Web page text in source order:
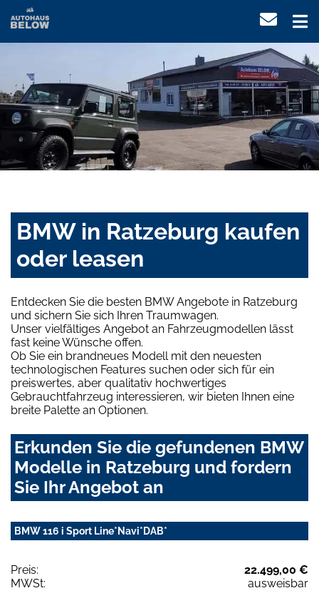
BMW in Ratzeburg kaufen
oder leasen
Entdecken Sie die besten BMW Angebote in Ratzeburg
und sichern Sie sich Ihren Traumwagen.
Unser vielfältiges Angebot an Fahrzeugmodellen lässt
fast keine Wünsche offen.
Ob Sie ein brandneues Modell mit den neuesten
technologischen Features suchen oder sich für ein
preiswertes, aber qualitativ hochwertiges
Gebrauchtfahrzeug interessieren, wir bieten Ihnen eine
breite Palette an Optionen.
Erkunden Sie die gefundenen BMW
Modelle in Ratzeburg und fordern
Sie Ihr Angebot an
BMW 116 i Sport Line*Navi*DAB*
Preis:
22.499,00 €
MWSt:
ausweisbar